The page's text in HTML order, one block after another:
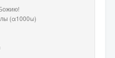
(α1000ω)